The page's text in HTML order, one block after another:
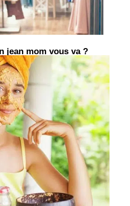
jean mom vous va ?